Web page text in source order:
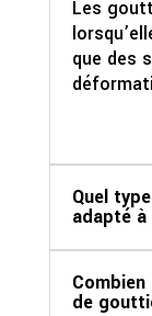
Les
que des
Quel
adapté à
de